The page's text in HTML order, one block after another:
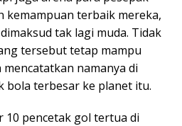
kemampuan terbaik mereka,
tak lagi muda. Tidak
tersebut tetap mampu
namanya di
bola terbesar ke planet itu.
10 pencetak gol tertua di